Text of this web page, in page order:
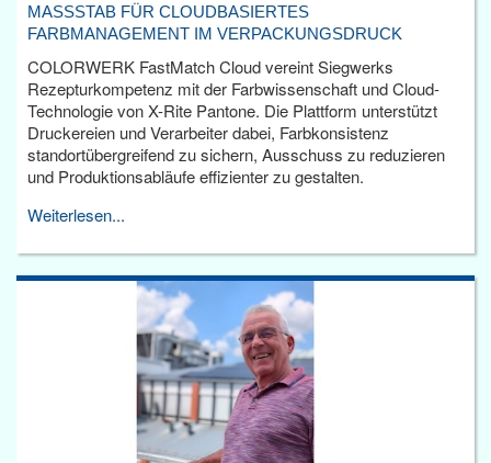
MASSSTAB FÜR CLOUDBASIERTES F
ARBMANAGEMENT IM VERPACKUNGSDRUCK
COLORWERK FastMatch Cloud vereint Siegwerks
Rezepturkompetenz mit der Farbwissenschaft und Cloud-
Technologie von X-Rite Pantone. Die Plattform unterstützt
Druckereien und Verarbeiter dabei, Farbkonsistenz
standortübergreifend zu sichern, Ausschuss zu reduzieren
und Produktionsabläufe effizienter zu gestalten.
Weiterlesen...